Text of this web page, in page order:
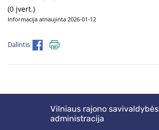
(0 įvert.)
Informacija atnaujinta 2026-01-12
Dalintis
Vilniaus rajono savivaldybės
administracija